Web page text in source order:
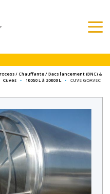
/ Chauffante / Bacs lancement (BNC) &
Cuves • 10050 L à 30000 L •
CUVE GOAVEC